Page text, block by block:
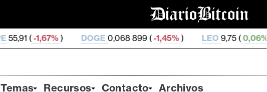
DOGE0,068 899 ( -1,45%) LEO9,75 (0,06% ZEC494,39 (
Temas Recursos Contacto Archivos